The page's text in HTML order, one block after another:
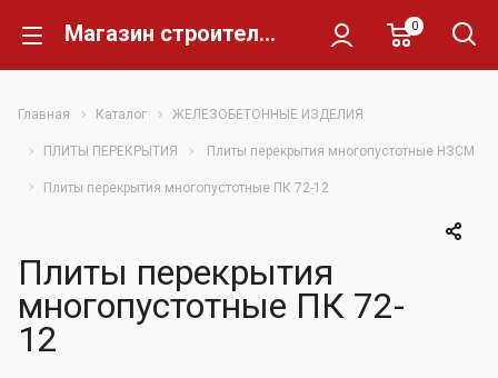
Магазин строительных материалов Склад Кирпича 0
Главная Каталог ЖЕЛЕЗОБЕТОННЫЕ ИЗДЕЛИЯ
ПЛИТЫ ПЕРЕКРЫТИЯ Плиты перекрытия многопустотные НЗСМ
Плиты перекрытия многопустотные ПК 72-12
Плиты перекрытия
многопустотные ПК 72-
12